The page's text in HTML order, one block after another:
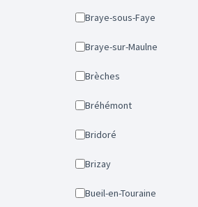
Braye-sous-Faye
Braye-sur-Maulne
Brèches
Bréhémont
Bridoré
Brizay
Bueil-en-Touraine